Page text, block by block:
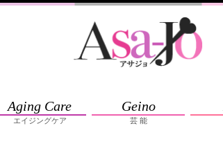
Aging Care
エイジングケア
Geino
芸 能